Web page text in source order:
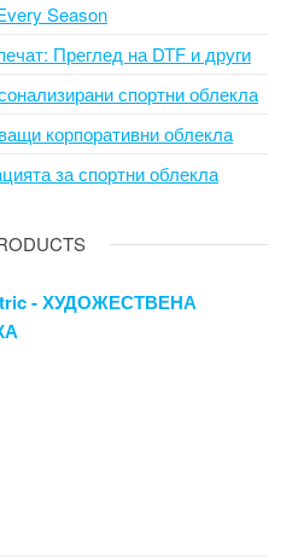
Season
Преглед на DTF и други
спортни облекла
корпоративни облекла
за спортни облекла
- ХУДОЖЕСТВЕНА